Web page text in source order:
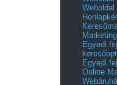
Egyedi
Egyedi
Online